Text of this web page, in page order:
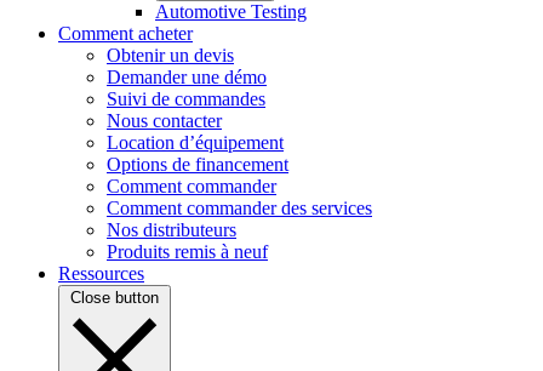
Automotive Testing
Comment acheter
Obtenir un devis
Demander une démo
Suivi de commandes
Nous contacter
Location d’équipement
Options de financement
Comment commander
Comment commander des services
Nos distributeurs
Produits remis à neuf
Ressources
Close button